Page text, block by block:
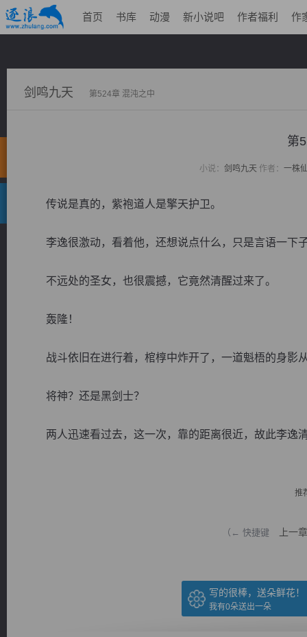
首页 书库 动漫 新小说吧 作者福利 作
剑鸣九天 第524章 混沌之中
第
小说： 剑鸣九天 作者： 一株
传说是真的，紫袍道人是擎天护卫。
李逸很激动，看着他，还想说点什么，只是言语一下
不远处的圣女，也很震撼，它竟然清醒过来了。
轰隆！
战斗依旧在进行着，棺椁中炸开了，一道魁梧的身影
将神？还是黑剑士？
两人迅速看过去，这一次，靠的距离很近，故此李逸
推
（← 快捷键 上一章
写的很棒，送朵鲜花！
我有0朵送出一朵